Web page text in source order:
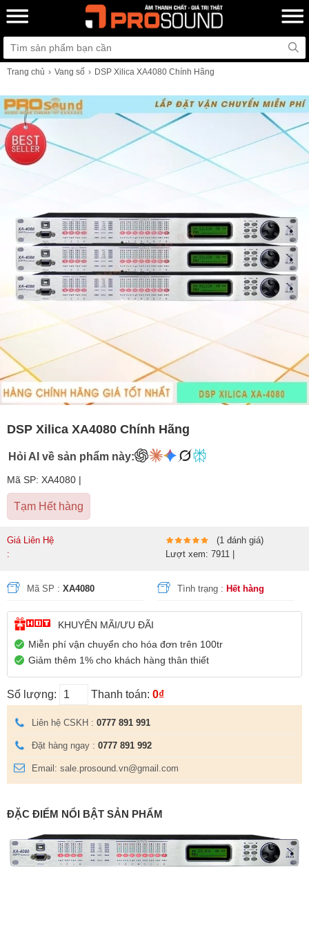
Trang chủ Vang số DSP Xilica XA4080 Chính Hãng
DSP Xilica XA4080 Chính Hãng
Hỏi AI về sản phẩm này:
Mã SP: XA4080 |
Tạm Hết hàng
Giá Liên Hệ
:
(1 đánh giá)
Lượt xem: 7911 |
Mã SP : XA4080 Tình trạng : Hết hàng
KHUYẾN MÃI/ƯU ĐÃI
Miễn phí vận chuyển cho hóa đơn trên 100tr
Giảm thêm 1% cho khách hàng thân thiết
Số lượng: Thanh toán: 0₫
Liên hệ CSKH : 0777 891 991
Đặt hàng ngay : 0777 891 992
Email: sale.prosound.vn@gmail.com
ĐẶC ĐIỂM NỔI BẬT SẢN PHẨM